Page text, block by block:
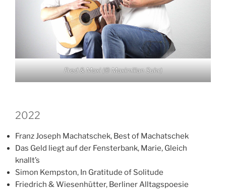
Fred & Maxi (© Maximilian Suhr)
2022
Franz Joseph Machatschek, Best of Machatschek
Das Geld liegt auf der Fensterbank, Marie, Gleich
knallt’s
Simon Kempston, In Gratitude of Solitude
Friedrich & Wiesenhütter, Berliner Alltagspoesie